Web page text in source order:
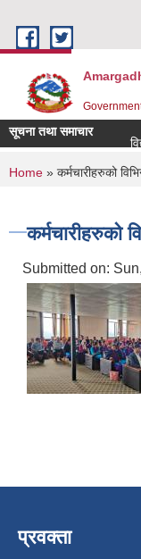
सूचना तथा समाचार
You are
Home » कर्मचारीहरुको
कर्मचारीहरुको
Submitted on:
प्रवक्ता